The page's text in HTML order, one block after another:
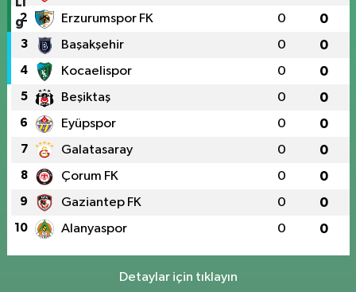
2 Erzurumspor FK 0 0
3 Başakşehir 0 0
4 Kocaelispor 0 0
5 Beşiktaş 0 0
6 Eyüpspor 0 0
7 Galatasaray 0 0
8 Çorum FK 0 0
9 Gaziantep FK 0 0
10 Alanyaspor 0 0
Detaylar için tıklayın